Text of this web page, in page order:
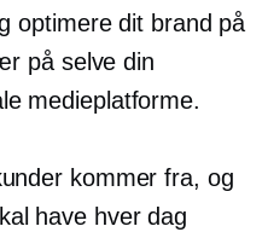
optimere dit brand på
på selve din
medieplatforme.
kommer fra, og
have hver dag